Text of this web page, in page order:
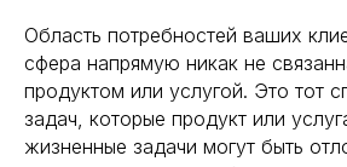
Область потребностей ваших
сфера напрямую никак не
продуктом или услугой. Это тот
задач, которые продукт или
жизненные задачи могут быть